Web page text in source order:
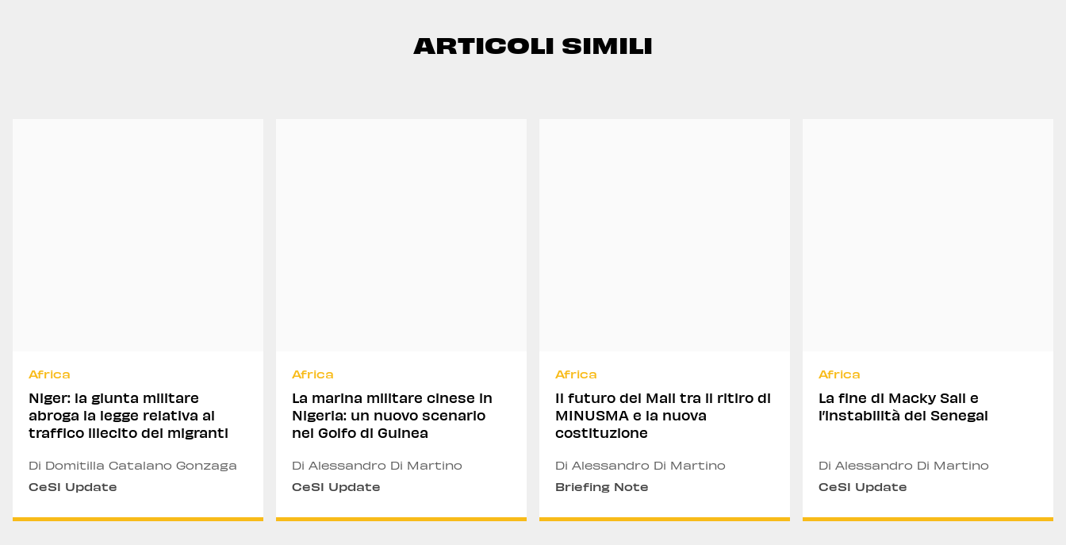
ARTICOLI SIMILI
Africa
Niger: la giunta militare
abroga la legge relativa al
traffico illecito dei migranti
Di Domitilla Catalano Gonzaga
CeSI Update
Africa
La marina militare cinese in
Nigeria: un nuovo scenario
nel Golfo di Guinea
Di Alessandro Di Martino
CeSI Update
Africa
Il futuro del Mali tra il ritiro di
MINUSMA e la nuova
costituzione
Di Alessandro Di Martino
Briefing Note
Africa
La fine di Macky Sall e
l’instabilità del Senegal
Di Alessandro Di Martino
CeSI Update